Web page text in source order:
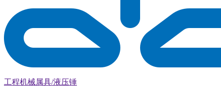
工程机械属具/液压锤